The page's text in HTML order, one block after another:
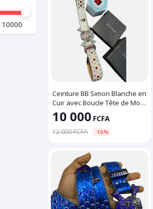
10000
Ceinture BB Simon Blanche en
Cuir avec Boucle Tête de Mort
Strass
10 000 FCFA
12 000 FCFA -16%